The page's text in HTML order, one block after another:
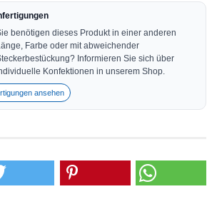
benötigen dieses Produkt in einer anderen
Farbe oder mit abweichender
Informieren Sie sich über
Konfektionen in unserem Shop.
ansehen